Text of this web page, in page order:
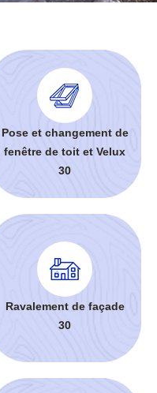
Pose et changement de
fenêtre de toit et Velux
30
Ravalement de façade
30